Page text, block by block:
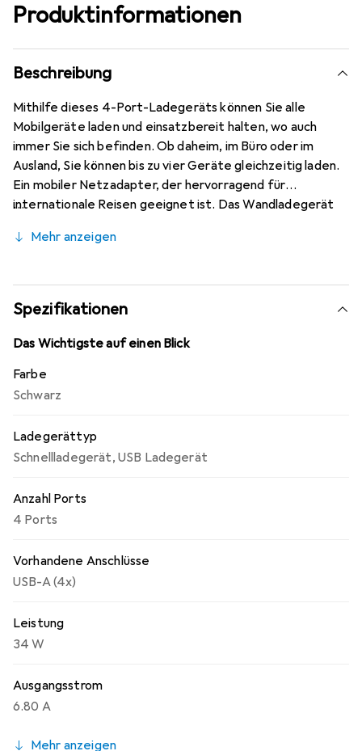
Produktinformationen
Beschreibung
Mithilfe dieses 4-Port-Ladegeräts können Sie alle
Mobilgeräte laden und einsatzbereit halten, wo auch
immer Sie sich befinden. Ob daheim, im Büro oder im
Ausland, Sie können bis zu vier Geräte gleichzeitig laden.
Ein mobiler Netzadapter, der hervorragend für
internationale Reisen geeignet ist. Das Wandladegerät
dessen Hilfe Sie fast jede Steckdose fast überall auf der
Mobilgeräte laden und einsatzbereit halten können, egal
wo Sie unterwegs sind. Und dank der kompakten
Bauweise ist das Ladegerät das perfekte Mobilzubehör
zum Mitführen im Handgepäck. Das mobile USB-
nordamerikanischen Stecker ausgestattet, der sich so
einklappen lässt, dass er in Ihre Laptoptasche oder
Mehr anzeigen
Spezifikationen
Das Wichtigste auf einen Blick
Farbe
Schwarz
Ladegerättyp
Schnellladegerät, USB Ladegerät
Anzahl Ports
4 Ports
Vorhandene Anschlüsse
USB-A (4x)
Leistung
34 W
Ausgangsstrom
6.80 A
Mehr anzeigen